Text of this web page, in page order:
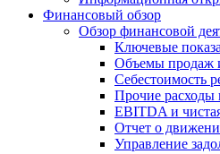
Финансовый обзор
Обзор финансовой
Ключевые
Объемы продаж
Себестоимость
Прочие расходы
EBITDA и
Отчет о
Управление